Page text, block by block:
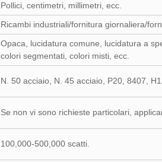
Pollici, centimetri, millimetri, ecc.
Ricambi industriali/fornitura giornaliera/
Opaca, lucidatura comune, lucidatura a
colori segmentati, colori misti, ecc.
N. 50 acciaio, N. 45 acciaio, P20, 8407,
Se non vi sono richieste particolari,
100,000-500,000 scatti.